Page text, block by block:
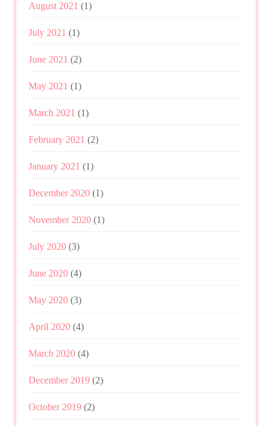
August 2021 (1)
July 2021 (1)
June 2021 (2)
May 2021 (1)
March 2021 (1)
February 2021 (2)
January 2021 (1)
December 2020 (1)
November 2020 (1)
July 2020 (3)
June 2020 (4)
May 2020 (3)
April 2020 (4)
March 2020 (4)
December 2019 (2)
October 2019 (2)